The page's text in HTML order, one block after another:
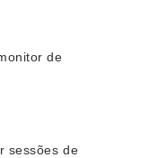
de
sessões de